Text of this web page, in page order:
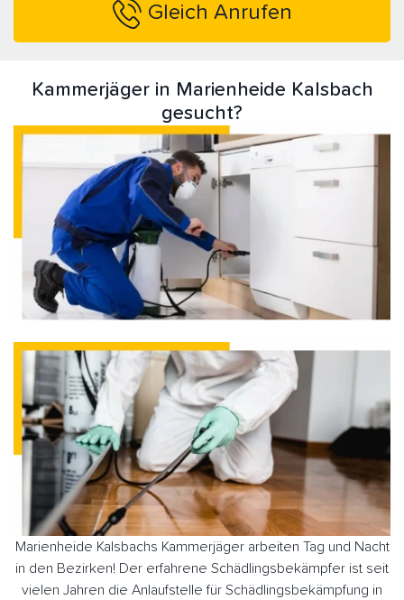
Gleich Anrufen
Kammerjäger in Marienheide Kalsbach
gesucht?
Marienheide Kalsbachs Kammerjäger arbeiten Tag und Nacht
in den Bezirken! Der erfahrene Schädlingsbekämpfer ist seit
vielen Jahren die Anlaufstelle für Schädlingsbekämpfung in